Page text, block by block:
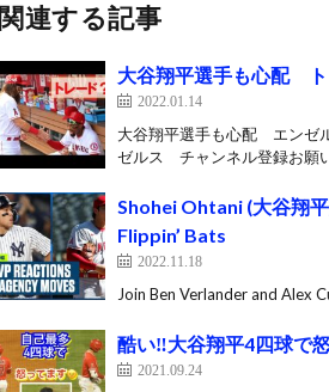
関連する記事
大谷翔平選手も心配
2022.01.14
大谷翔平選手も心配 エンゼ
ゼルス チャンネル登録お願
Shohei Ohtani (大谷翔
Flippin’ Bats
2022.11.18
Join Ben Verlander and Alex
酷い‼️大谷翔平4四球で
2021.09.24